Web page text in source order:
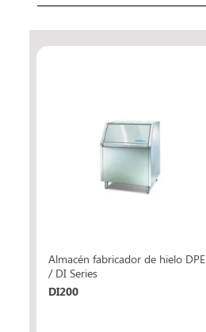
Almacén fabricador de hielo DPE
/ DI Series
DI200